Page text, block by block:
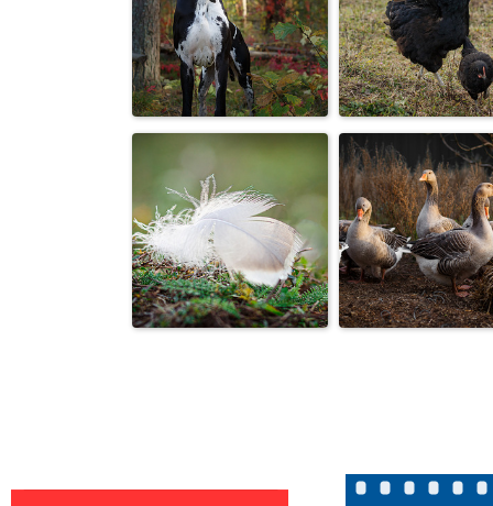
Гляделки
Последние
лучики
солнца
Осень
Московская
чёрная квочка
цыпленком